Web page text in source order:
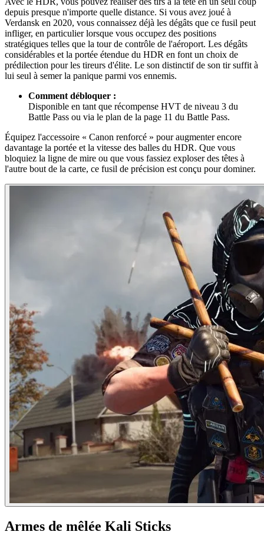
depuis presque n'importe quelle distance. Si vous avez joué à
Verdansk en 2020, vous connaissez déjà les dégâts que ce fusil peut
infliger, en particulier lorsque vous occupez des positions
stratégiques telles que la tour de contrôle de l'aéroport. Les dégâts
considérables et la portée étendue du HDR en font un choix de
prédilection pour les tireurs d'élite. Le son distinctif de son tir suffit à
lui seul à semer la panique parmi vos ennemis.
Comment débloquer :
Disponible en tant que récompense HVT de niveau 3 du
Battle Pass ou via le plan de la page 11 du Battle Pass.
Équipez l'accessoire « Canon renforcé » pour augmenter encore
davantage la portée et la vitesse des balles du HDR. Que vous
bloquiez la ligne de mire ou que vous fassiez exploser des têtes à
l'autre bout de la carte, ce fusil de précision est conçu pour dominer.
Armes de mêlée Kali Sticks